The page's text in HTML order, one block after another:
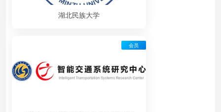
湖北民族大学
会员